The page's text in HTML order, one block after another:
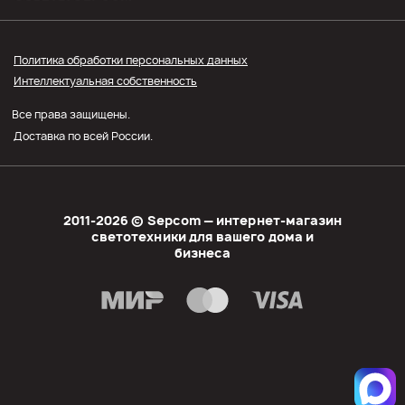
Оптовым покупателям
Личный кабинет
2011-2026 © Sеpcom — интернет-магазин
светотехники для вашего дома и
бизнеса
Политика обработки персональных данных
Интеллектуальная собственность
Все права защищены.
Доставка по всей России.